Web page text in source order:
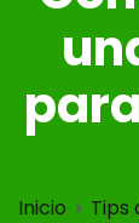
Inicio
Tips